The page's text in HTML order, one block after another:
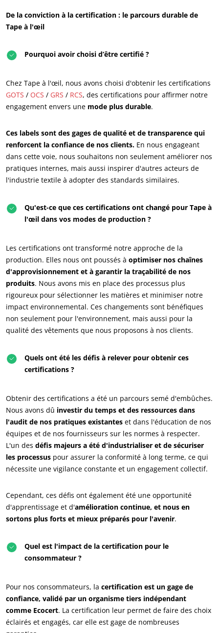
ECOCERT
Actualités
Carrières
Agir via nos prestations
Progresser avec nos équipes
S’investir pour notre environnement
Innover avec notre écosystème
De la conviction à la certification : le parcours durable de
Tape à l'œil
Pourquoi avoir choisi d’être certifié ?
Chez Tape à l'œil, nous avons choisi d'obtenir les certifications
GOTS / OCS / GRS / RCS, des certifications pour affirmer notre
engagement envers une mode plus durable.
Ces labels sont des gages de qualité et de transparence qui
renforcent la confiance de nos clients. En nous engageant
dans cette voie, nous souhaitons non seulement améliorer nos
pratiques internes, mais aussi inspirer d'autres acteurs de
l'industrie textile à adopter des standards similaires.
Qu'est-ce que ces certifications ont changé pour Tape à
l'œil dans vos modes de production ?
Les certifications ont transformé notre approche de la
production. Elles nous ont poussés à optimiser nos chaînes
d'approvisionnement et à garantir la traçabilité de nos
produits. Nous avons mis en place des processus plus
rigoureux pour sélectionner les matières et minimiser notre
impact environnemental. Ces changements sont bénéfiques
non seulement pour l'environnement, mais aussi pour la
qualité des vêtements que nous proposons à nos clients.
Quels ont été les défis à relever pour obtenir ces
certifications ?
Obtenir des certifications a été un parcours semé d'embûches.
Nous avons dû investir du temps et des ressources dans
l'audit de nos pratiques existantes et dans l'éducation de nos
équipes et de nos fournisseurs sur les normes à respecter.
L'un des défis majeurs a été d'industrialiser et de sécuriser
les processus pour assurer la conformité à long terme, ce qui
nécessite une vigilance constante et un engagement collectif.
Cependant, ces défis ont également été une opportunité
d'apprentissage et d'amélioration continue, et nous en
sortons plus forts et mieux préparés pour l'avenir.
Quel est l'impact de la certification pour le
consommateur ?
Pour nos consommateurs, la certification est un gage de
confiance, validé par un organisme tiers indépendant
comme Ecocert. La certification leur permet de faire des choix
éclairés et engagés, car elle est gage de nombreuses